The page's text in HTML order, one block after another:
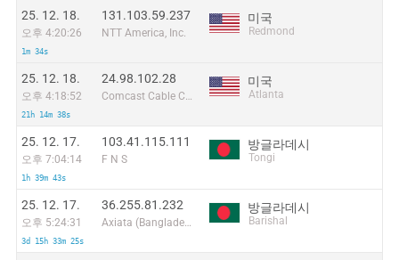
25. 12. 18.
오후 4:20:26
1m 34s
131.103.59.237
NTT America, Inc.
미국
Redmond
25. 12. 18.
오후 4:18:52
21h 14m 38s
24.98.102.28
Comcast Cable Communications
미국
Atlanta
25. 12. 17.
오후 7:04:14
1h 39m 43s
103.41.115.111
F N S
방글라데시
Tongi
25. 12. 17.
오후 5:24:31
3d 15h 33m 25s
36.255.81.232
Axiata (Bangladesh) Limited
방글라데시
Barishal